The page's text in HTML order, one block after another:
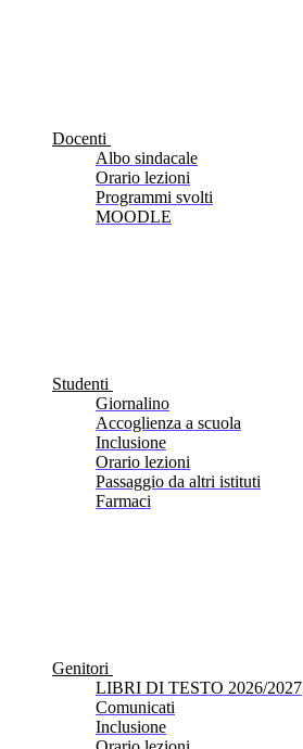
Docenti
Albo sindacale
Orario lezioni
Programmi svolti
MOODLE
Studenti
Giornalino
Accoglienza a scuola
Inclusione
Orario lezioni
Passaggio da altri istituti
Farmaci
Genitori
LIBRI DI TESTO 2026/2027
Comunicati
Inclusione